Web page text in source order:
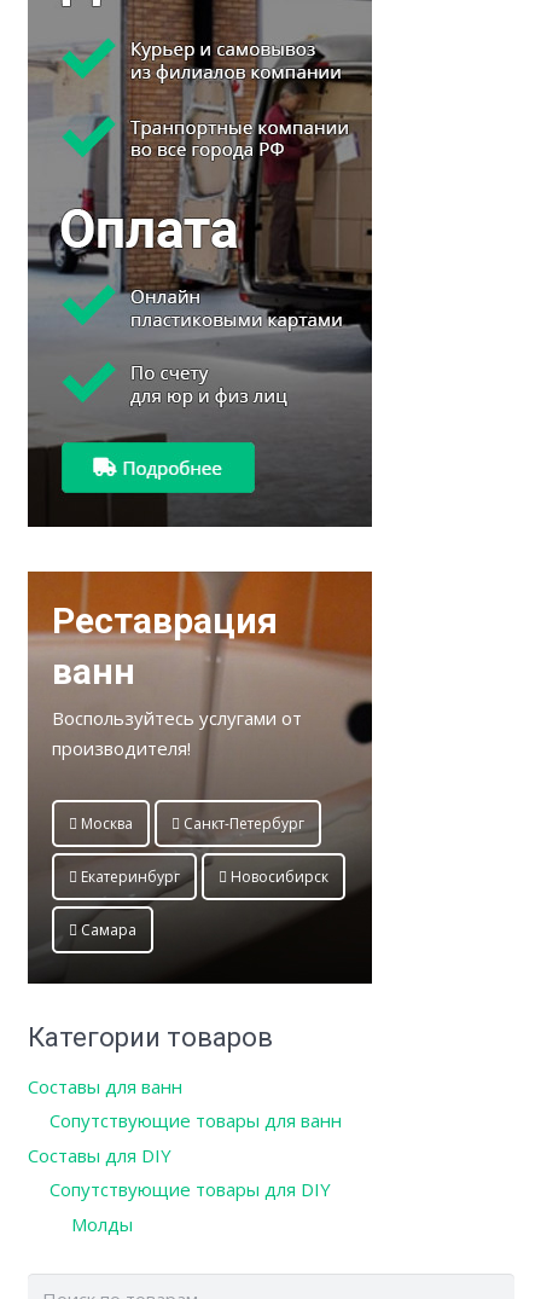
Реставрация
ванн
Воспользуйтесь услугами от
производителя!
Москва Санкт-Петербург
Екатеринбург Новосибирск
Самара
Категории товаров
Составы для ванн
Сопутствующие товары для ванн
Составы для DIY
Сопутствующие товары для DIY
Молды